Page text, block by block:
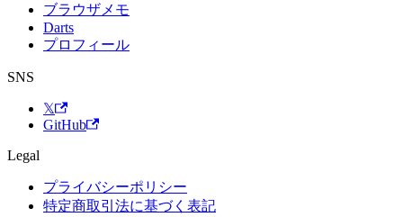
ブラウザメモ
Darts
プロフィール
SNS
𝕏
GitHub
Legal
プライバシーポリシー
特定商取引法に基づく表記